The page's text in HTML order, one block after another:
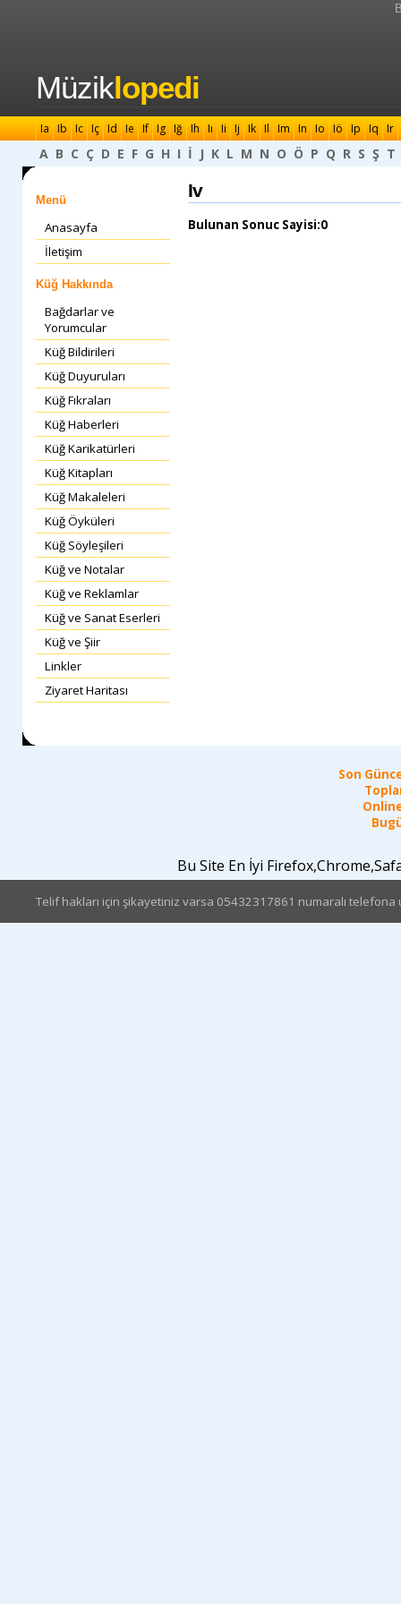
Müziklopedi
Ia Ib Ic Iç Id Ie If Ig Iğ Ih Iı Ii Ij Ik Il Im In Io Iö Ip Iq Ir
A B C Ç D E F G H I İ J K L M N O Ö P Q R S Ş T
Menü
Anasayfa
İletişim
Küğ Hakkında
Bağdarlar ve
Yorumcular
Küğ Bildirileri
Küğ Duyuruları
Küğ Fıkraları
Küğ Haberleri
Küğ Karikatürleri
Küğ Kitapları
Küğ Makaleleri
Küğ Öyküleri
Küğ Söyleşileri
Küğ ve Notalar
Küğ ve Reklamlar
Küğ ve Sanat Eserleri
Küğ ve Şiir
Linkler
Ziyaret Haritası
Iv
Bulunan Sonuc Sayisi:0
Son
Bu Site En İyi
Telif hakları için şikayetiniz varsa 05432317861 numaralı telefona